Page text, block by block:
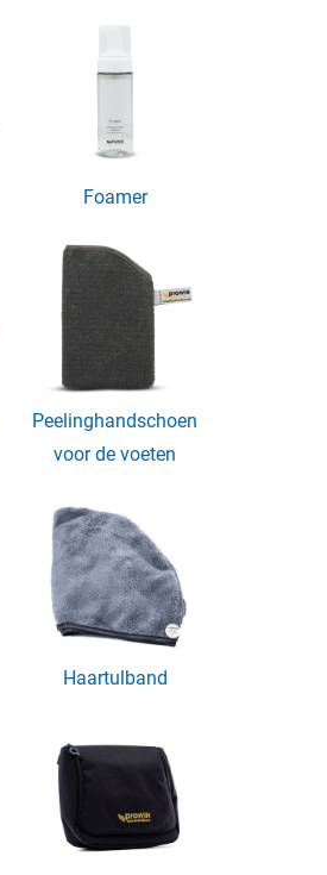
Foamer
Peelinghandschoen
voor de voeten
Haartulband